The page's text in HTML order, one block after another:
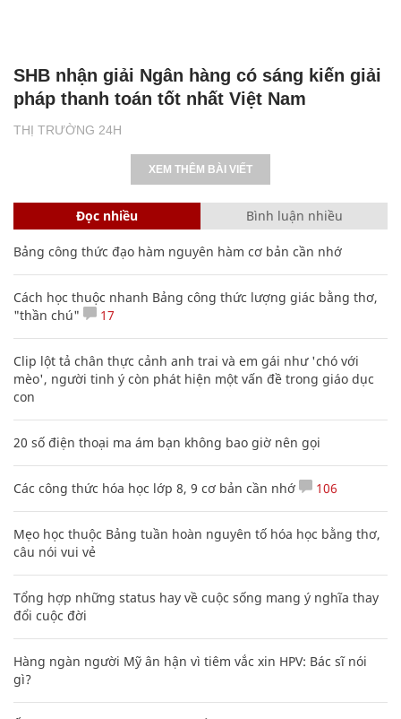
THỊ TRƯỜNG 24H
SHB nhận giải Ngân hàng có sáng kiến giải
pháp thanh toán tốt nhất Việt Nam
XEM THÊM BÀI VIẾT
Đọc nhiều Bình luận nhiều
Bảng công thức đạo hàm nguyên hàm cơ bản cần nhớ
Cách học thuộc nhanh Bảng công thức lượng giác bằng thơ,
"thần chú"
17
Clip lột tả chân thực cảnh anh trai và em gái như 'chó với
mèo', người tinh ý còn phát hiện một vấn đề trong giáo dục
con
20 số điện thoại ma ám bạn không bao giờ nên gọi
Các công thức hóa học lớp 8, 9 cơ bản cần nhớ 106
Mẹo học thuộc Bảng tuần hoàn nguyên tố hóa học bằng thơ,
câu nói vui vẻ
Tổng hợp những status hay về cuộc sống mang ý nghĩa thay
đổi cuộc đời
Hàng ngàn người Mỹ ân hận vì tiêm vắc xin HPV: Bác sĩ nói
gì?